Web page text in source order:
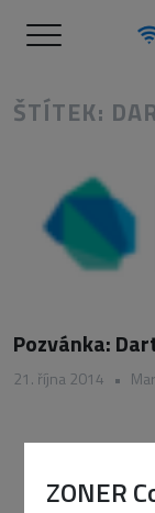
ZONER
Menu
ŠTÍTEK:
Pozvánka:
21. října 2014 •